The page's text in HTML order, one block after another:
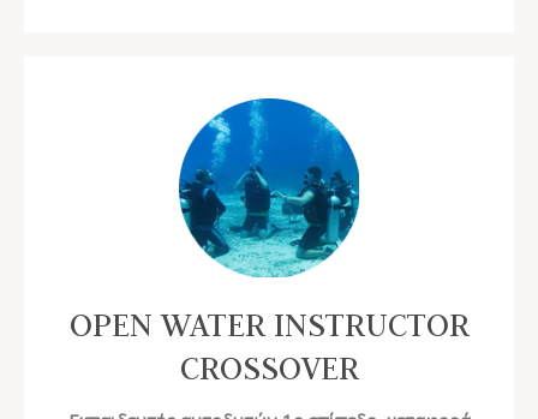
OPEN WATER INSTRUCTOR
CROSSOVER